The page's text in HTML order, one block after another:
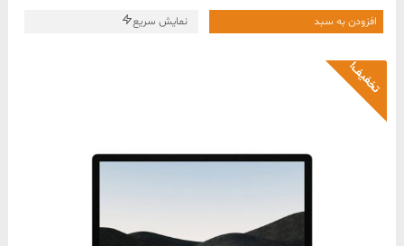
بود.
249,500,000 ﷼
است.
افزودن به سبد نمایش سریع
تخفیف!